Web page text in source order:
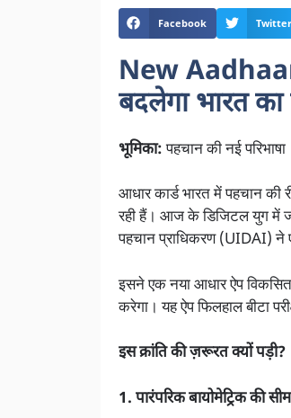
Facebook Twitter
New
बदलेगा भारत
भूमिका:पहचान की नई परिभाषा
आधार कार्ड भारत में पहचान
रही हैं। आज के डिजिटल युग में
पहचान प्राधिकरण (UIDAI) ने
इसने एक नया आधार ऐप
करेगा। यह ऐप फिलहाल बीटा
इस क्रांति की ज़रूरत क्यों पड़ी?
1. पारंपरिक बायोमेट्रिक की